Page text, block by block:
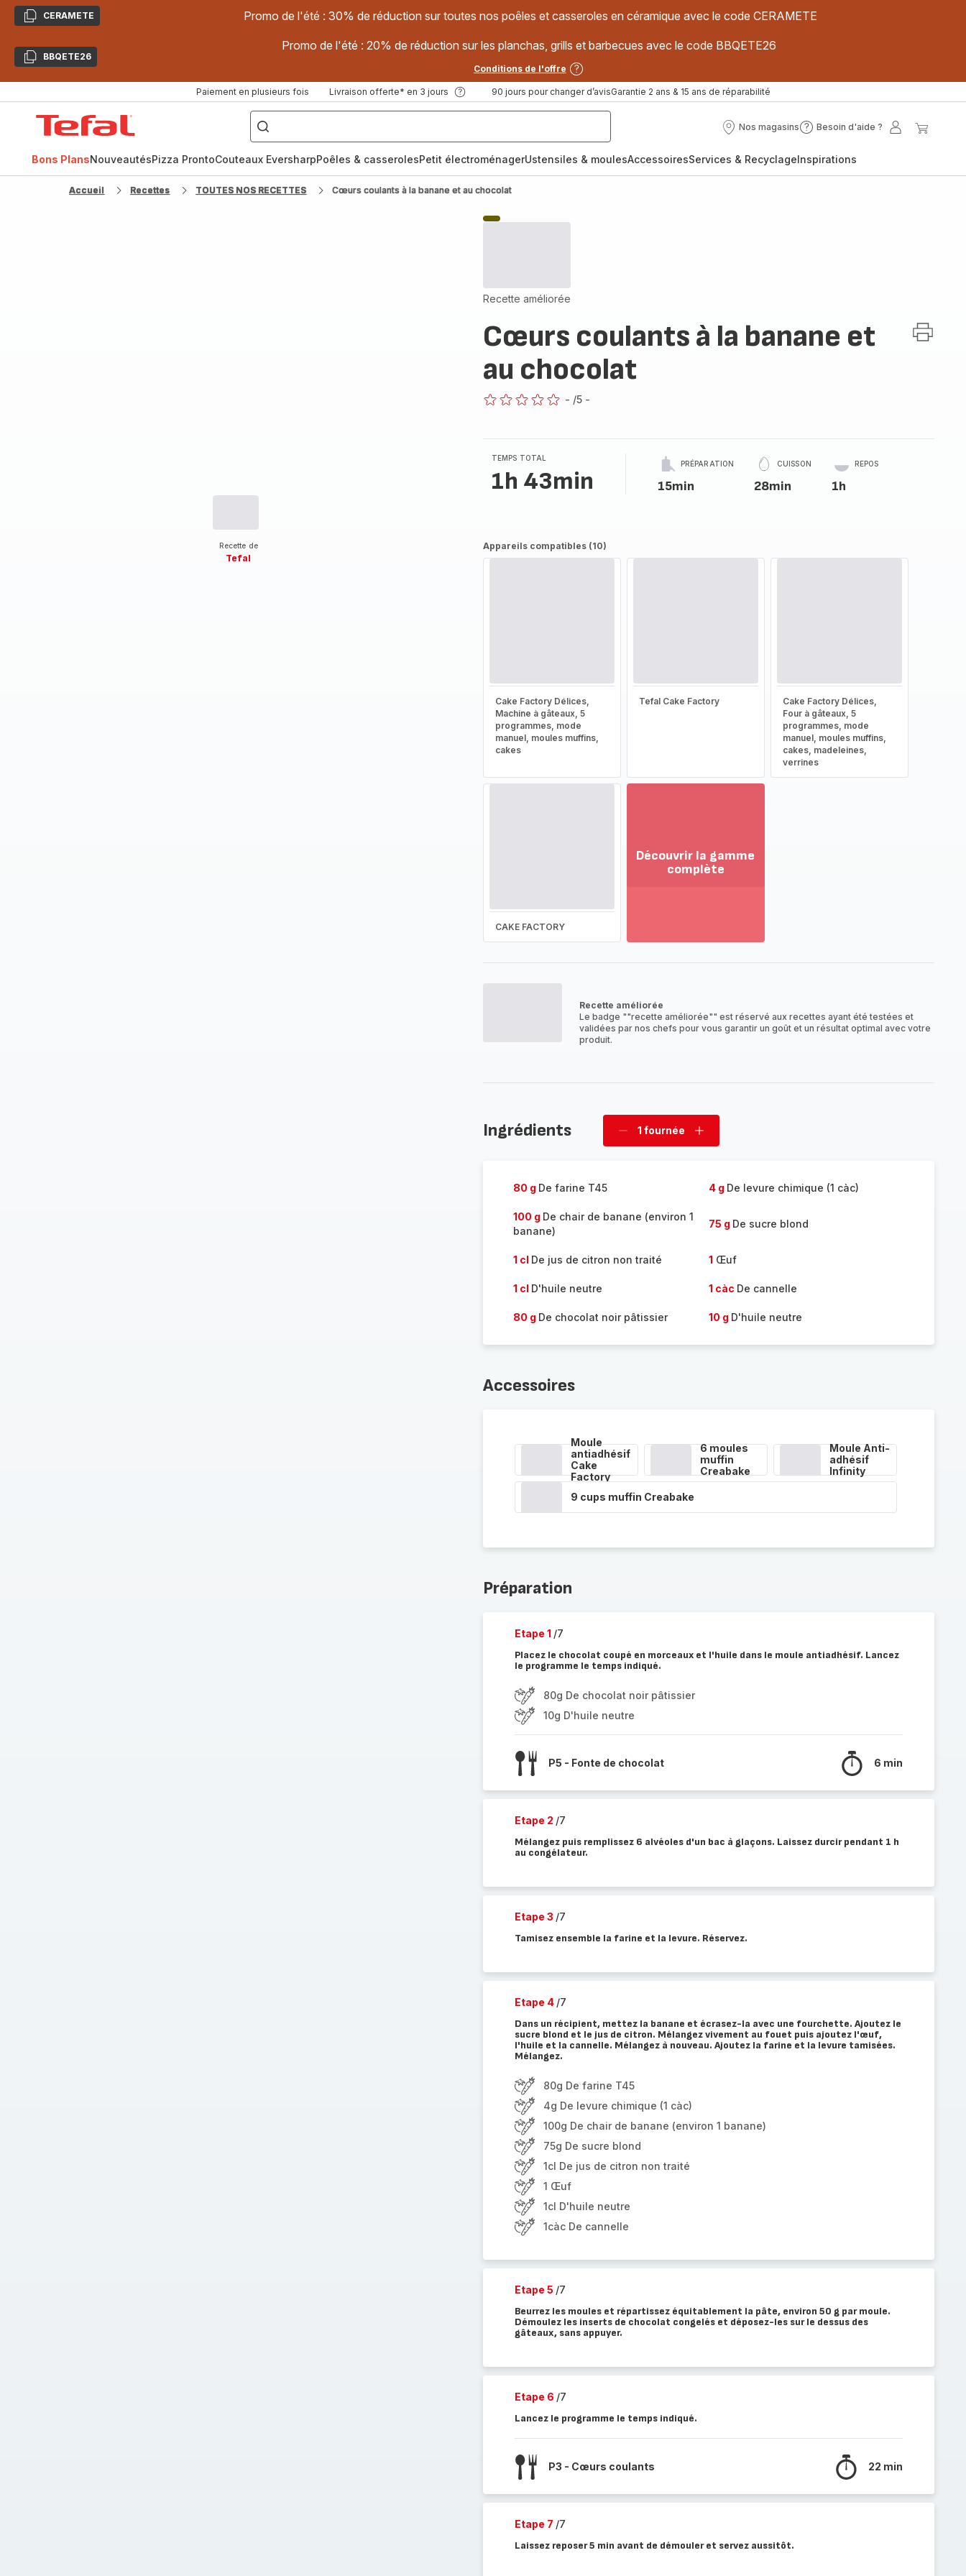
CopierCERAMETE Promo de l'été : 30% de réduction sur toutes nos poêles et casseroles en céramique avec le code CERAMETE
CopierBBQETE26
Promo de l'été : 20% de réduction sur les planchas, grills et barbecues avec le code BBQETE26
Conditions de l'offre
Paiement en plusieurs fois Livraison offerte* en 3 jours 90 jours pour changer d’avisGarantie 2 ans & 15 ans de réparabilité
["Poêles
inox,
Cake
Factory,
Nos magasins
Nos
Besoin d'aide ?
Besoin
?
Mon
Bons PlansNouveautésPizza ProntoCouteaux EversharpPoêles & casserolesPetit électroménagerUstensiles & moulesAccessoiresServices & RecyclageInspirations
Accueil Recettes TOUTES NOS RECETTES Cœurs coulants à la banane et au chocolat
Recette de
Tefal
Recette améliorée
Cœurs coulants à la banane et
au chocolat
- /5 -
TEMPS TOTAL
1h 43min
PRÉPARATION
15min
CUISSON
28min
REPOS
1h
Appareils compatibles (10)
Cake Factory Délices,
Machine à gâteaux, 5
programmes, mode
manuel, moules muffins,
cakes
Tefal Cake Factory
Cake Factory Délices,
Four à gâteaux, 5
programmes, mode
manuel, moules muffins,
cakes, madeleines,
verrines
CAKE FACTORY
Découvrir la gamme
complète
la
Recette améliorée
Le badge ""recette améliorée"" est réservé aux recettes ayant été testées et
validées par nos chefs pour vous garantir un goût et un résultat optimal avec votre
produit.
Ingrédients
Supprimer
fournée
1 fournée
Ajouter
fournée
80 g De farine T45 4 g De levure chimique (1 càc)
100 g De chair de banane (environ 1
banane)
75 g De sucre blond
1 cl De jus de citron non traité 1 Œuf
1 cl D'huile neutre 1 càc De cannelle
80 g De chocolat noir pâtissier 10 g D'huile neutre
Accessoires
Moule
antiadhésif
Cake
Factory
6 moules
muffin
Creabake
Moule Anti-
adhésif
Infinity
9 cups muffin Creabake
Préparation
Etape 1 /7
Placez le chocolat coupé en morceaux et l'huile dans le moule antiadhésif. Lancez
le programme le temps indiqué.
80g De chocolat noir pâtissier
10g D'huile neutre
P5 - Fonte de chocolat 6 min
Etape 2 /7
Mélangez puis remplissez 6 alvéoles d'un bac à glaçons. Laissez durcir pendant 1 h
au congélateur.
Etape 3 /7
Tamisez ensemble la farine et la levure. Réservez.
Etape 4 /7
Dans un récipient, mettez la banane et écrasez-la avec une fourchette. Ajoutez le
sucre blond et le jus de citron. Mélangez vivement au fouet puis ajoutez l'œuf,
l'huile et la cannelle. Mélangez à nouveau. Ajoutez la farine et la levure tamisées.
Mélangez.
80g De farine T45
4g De levure chimique (1 càc)
100g De chair de banane (environ 1 banane)
75g De sucre blond
1cl De jus de citron non traité
1 Œuf
1cl D'huile neutre
1càc De cannelle
Etape 5 /7
Beurrez les moules et répartissez équitablement la pâte, environ 50 g par moule.
Démoulez les inserts de chocolat congelés et déposez-les sur le dessus des
gâteaux, sans appuyer.
Etape 6 /7
Lancez le programme le temps indiqué.
P3 - Cœurs coulants 22 min
Etape 7 /7
Laissez reposer 5 min avant de démouler et servez aussitôt.